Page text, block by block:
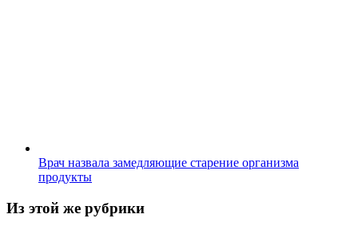
Врач назвала замедляющие старение организма
продукты
Из этой же рубрики